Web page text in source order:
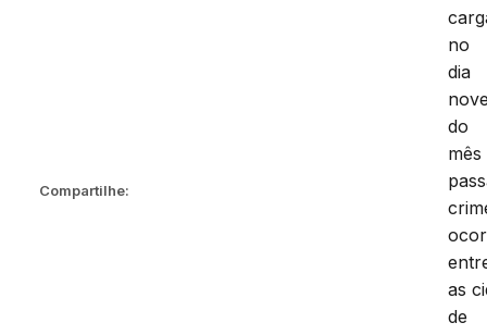
Compartilhe:
no
dia
do
mês
as
de